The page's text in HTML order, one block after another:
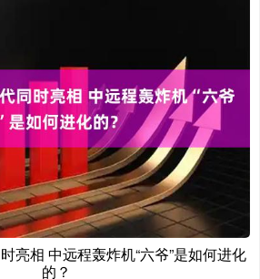
亮相 中远程轰炸机“六爷”是如何进化
的？